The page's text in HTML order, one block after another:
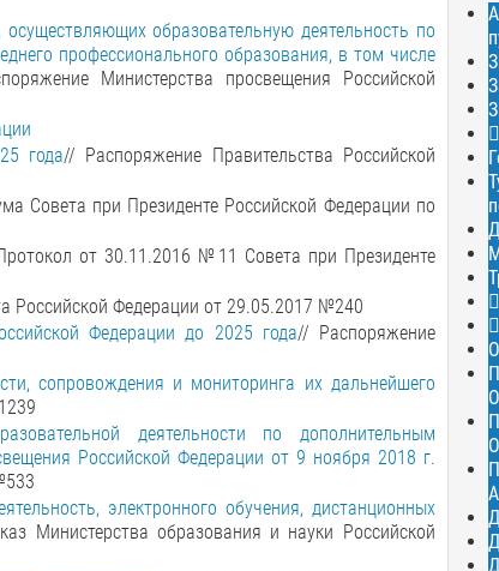
образовательную деятельность по
профессионального образования, в том числе
Министерства просвещения Российской
года// Распоряжение Правительства Российской
Совета при Президенте Российской Федерации по
от 30.11.2016 №11 Совета при Президенте
Российской Федерации от 29.05.2017 №240
Федерации до 2025 года// Распоряжение
сопровождения и мониторинга их дальнейшего
деятельности по дополнительным
Российской Федерации от 9 ноября 2018 г.
электронного обучения, дистанционных
Министерства образования и науки Российской